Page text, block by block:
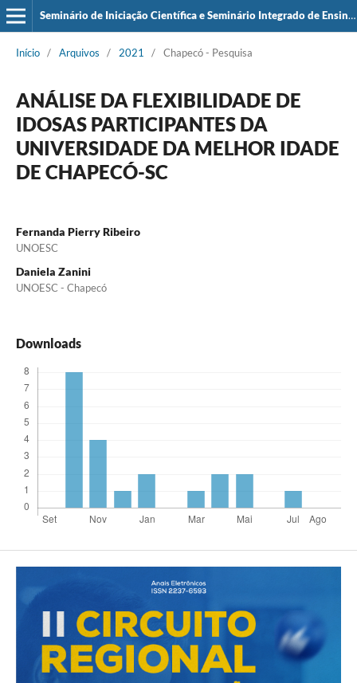
Seminário de Iniciação Científica e Seminário Integrado de Ensino, Pesquisa e Extensão (SIEPE)
Início / Arquivos / 2021 / Chapecó - Pesquisa
ANÁLISE DA FLEXIBILIDADE DE
IDOSAS PARTICIPANTES DA
UNIVERSIDADE DA MELHOR IDADE
DE CHAPECÓ-SC
Fernanda Pierry Ribeiro
UNOESC
Daniela Zanini
UNOESC - Chapecó
Downloads